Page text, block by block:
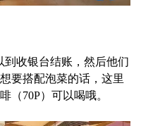
收银台结账，然后他们
要搭配泡菜的话，这里
（70P）可以喝哦。